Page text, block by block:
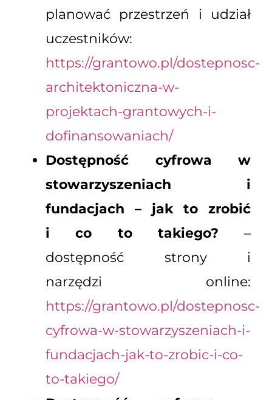
planować przestrzeń i udział
uczestników:
https://grantowo.pl/dostepnosc-
architektoniczna-w-
projektach-grantowych-i-
dofinansowaniach/
Dostępność cyfrowa w
stowarzyszeniach i
fundacjach – jak to zrobić
i co to takiego? –
dostępność strony i
narzędzi online:
https://grantowo.pl/dostepnosc-
cyfrowa-w-stowarzyszeniach-i-
fundacjach-jak-to-zrobic-i-co-
to-takiego/